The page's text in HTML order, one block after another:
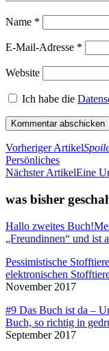
Name *
E-Mail-Adresse *
Website
Ich habe die
Vorheriger Artikel
Persönliches
Nächster ArtikelEine
was bisher
Hallo zweites Buch!
„Freundinnen“ und ist
Pessimistische Stofftiere
elektronischen
November 2017
#9 Das Buch ist da –
Buch, so richtig in
September 2017